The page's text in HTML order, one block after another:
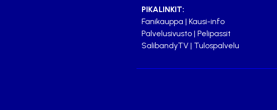
PIKALINKIT:
Fanikauppa | Kausi-info
Palvelusivusto | Pelipassit
SalibandyTV | Tulospalvelu